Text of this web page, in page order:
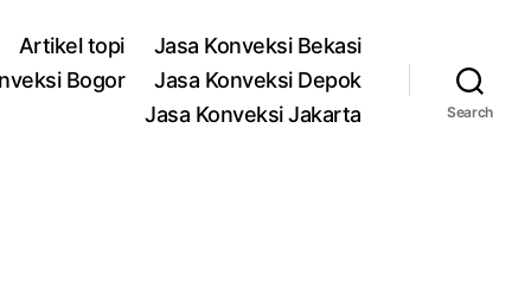
Artikel topi
Jasa Konveksi Bekasi
Bogor
Jasa Konveksi Depok
Jasa Konveksi Jakarta
Search